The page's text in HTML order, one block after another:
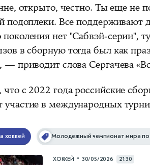
открыто, честно. Ты еще не
подоплеки. Все поддерживают
нет "Сабвэй-серии",
в сборную тогда был как
— приводит слова Сергачева
с 2022 года российские
в международных
хоккей Молодежный чемпионат мира по
ХОККЕЙ • 30/05/2026 21:30